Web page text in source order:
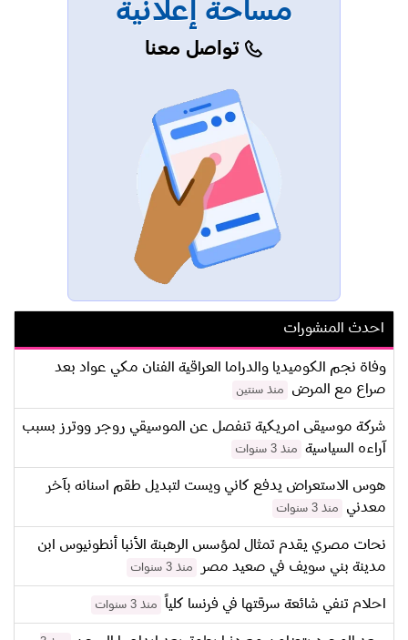
مساحة إعلانية
تواصل معنا
احدث المنشورات
وفاة نجم الكوميديا والدراما العراقية الفنان مكي عواد بعد
صراع مع المرض
منذ سنتين
شركة موسيقى امريكية تنفصل عن الموسيقي روجر ووترز بسبب
آراءه السياسية
منذ 3 سنوات
هوس الاستعراض يدفع كاني ويست لتبديل طقم اسنانه بآخر
معدني
منذ 3 سنوات
نحات مصري يقدم تمثال لمؤسس الرهبنة الأنبا أنطونيوس ابن
مدينة بني سويف في صعيد مصر
منذ 3 سنوات
احلام تنفي شائعة سرقتها في فرنسا كلياً منذ 3 سنوات